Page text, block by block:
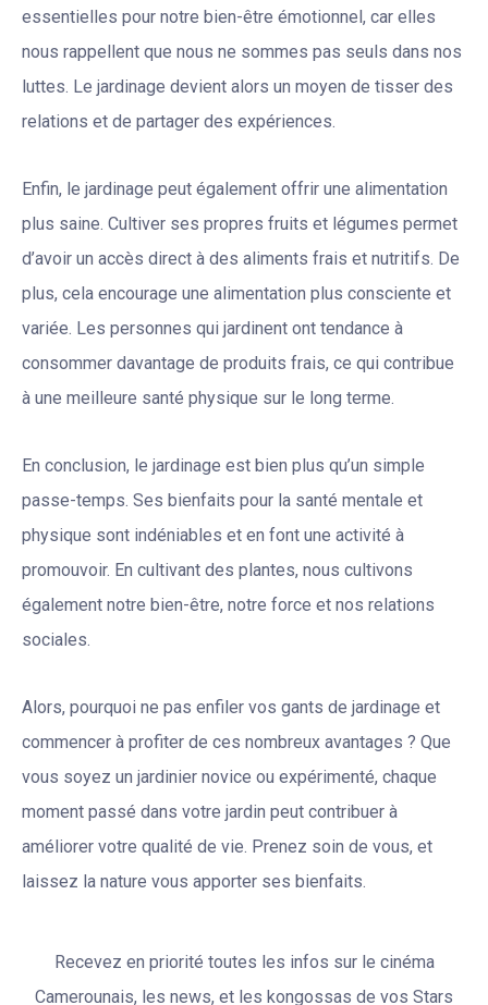
essentielles pour notre bien-être émotionnel, car elles
nous rappellent que nous ne sommes pas seuls dans nos
luttes. Le jardinage devient alors un moyen de tisser des
relations et de partager des expériences.
Enfin, le jardinage peut également offrir une alimentation
plus saine. Cultiver ses propres fruits et légumes permet
d’avoir un accès direct à des aliments frais et nutritifs. De
plus, cela encourage une alimentation plus consciente et
variée. Les personnes qui jardinent ont tendance à
consommer davantage de produits frais, ce qui contribue
à une meilleure santé physique sur le long terme.
En conclusion, le jardinage est bien plus qu’un simple
passe-temps. Ses bienfaits pour la santé mentale et
physique sont indéniables et en font une activité à
promouvoir. En cultivant des plantes, nous cultivons
également notre bien-être, notre force et nos relations
sociales.
Alors, pourquoi ne pas enfiler vos gants de jardinage et
commencer à profiter de ces nombreux avantages ? Que
vous soyez un jardinier novice ou expérimenté, chaque
moment passé dans votre jardin peut contribuer à
améliorer votre qualité de vie. Prenez soin de vous, et
laissez la nature vous apporter ses bienfaits.
Recevez en priorité toutes les infos sur le cinéma
Camerounais, les news, et les kongossas de vos Stars